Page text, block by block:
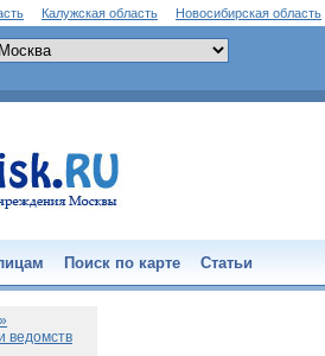
Калужская область Новосибирская область
Поиск по карте Статьи
ведомств